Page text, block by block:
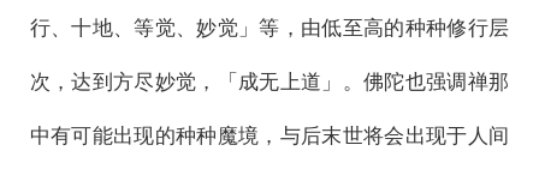
行、十地、等觉、妙觉」等，由低至高的种种修行层
次，达到方尽妙觉，「成无上道」。佛陀也强调禅那
中有可能出现的种种魔境，与后末世将会出现于人间